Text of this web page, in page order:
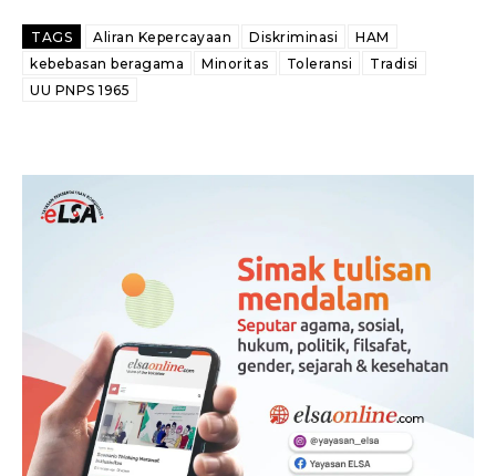
TAGS Aliran Kepercayaan Diskriminasi
HAM
kebebasan beragama
Minoritas Toleransi
Tradisi
UU PNPS 1965